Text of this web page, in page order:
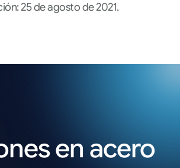
25 de agosto de 2021.
en acero